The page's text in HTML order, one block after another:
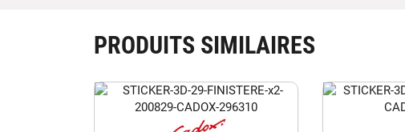
PRODUITS SIMILAIRES